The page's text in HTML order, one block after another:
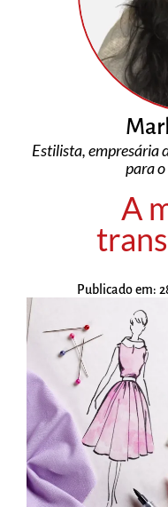
Estilista, empresária
para
A
Publicado em: